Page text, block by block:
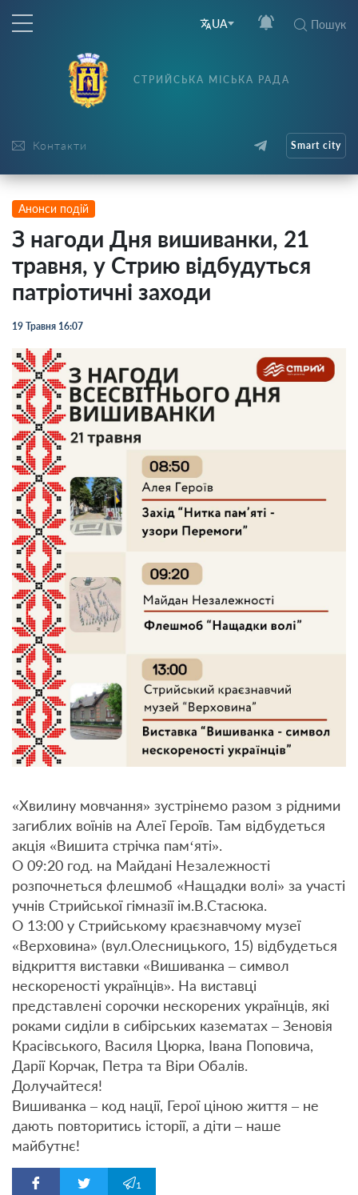
UA Пошук
Контакти
СТРИЙСЬКА МІСЬКА РАДА
Smart city
1
Анонси подій
З нагоди Дня вишиванки, 21
травня, у Стрию відбудуться
патріотичні заходи
19 Травня 16:07
«Хвилину мовчання» зустрінемо разом з рідними
загиблих воїнів на Алеї Героїв. Там відбудеться
акція «Вишита стрічка пам‘яті».
О 09:20 год. на Майдані Незалежності
розпочнеться флешмоб «Нащадки волі» за участі
учнів Стрийської гімназії ім.В.Стасюка.
О 13:00 у Стрийському краєзнавчому музеї
«Верховина» (вул.Олесницького, 15) відбудеться
відкриття виставки «Вишиванка – символ
нескореності українців». На виставці
представлені сорочки нескорених українців, які
роками сиділи в сибірських казематах – Зеновія
Красівського, Василя Цюрка, Івана Поповича,
Дарії Корчак, Петра та Віри Обалів.
Долучайтеся!
Вишиванка – код нації, Герої ціною життя – не
дають повторитись історії, а діти – наше
майбутнє!